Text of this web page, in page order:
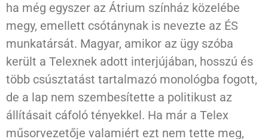
ha még egyszer az Átrium színház közelébe
megy, emellett csótánynak is nevezte az ÉS
munkatársát. Magyar, amikor az ügy szóba
került a Telexnek adott interjújában, hosszú és
több csúsztatást tartalmazó monológba fogott,
de a lap nem szembesítette a politikust az
állításait cáfoló tényekkel. Ha már a Telex
műsorvezetője valamiért ezt nem tette meg,